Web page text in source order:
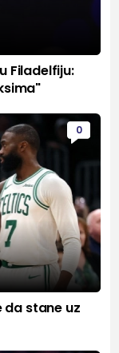
Filadelfiju:
0
da stane uz